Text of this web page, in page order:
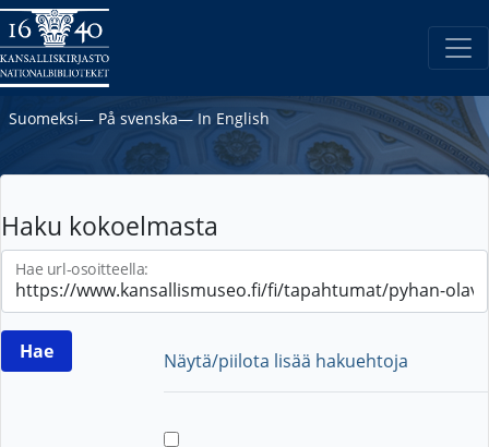
Suomeksi― På svenska― In English
Haku kokoelmasta
Hae url-osoitteella:
Näytä/piilota lisää hakuehtoja